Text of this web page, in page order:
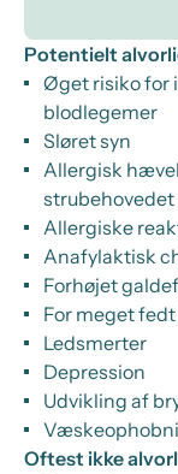
Potentielt
Øget risiko for
blodlegemer
Sløret syn
Allergisk
strubehovedet
Allergiske
Anafylaktisk
Forhøjet
For meget
Ledsmerter
Depression
Udvikling af
Oftest ikke